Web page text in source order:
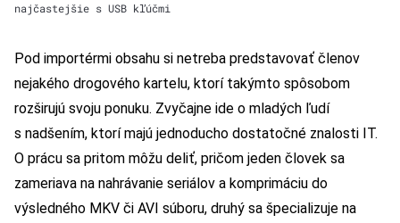
najčastejšie s USB kľúčmi
Pod importérmi obsahu si netreba predstavovať členov
nejakého drogového kartelu, ktorí takýmto spôsobom
rozširujú svoju ponuku. Zvyčajne ide o mladých ľudí
s nadšením, ktorí majú jednoducho dostatočné znalosti IT.
O prácu sa pritom môžu deliť, pričom jeden človek sa
zameriava na nahrávanie seriálov a komprimáciu do
výsledného MKV či AVI súboru, druhý sa špecializuje na